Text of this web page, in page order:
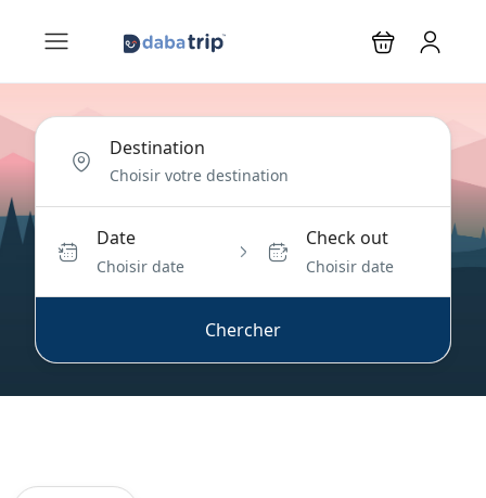
Destination
Date
Choisir date
Check out
Choisir date
Chercher